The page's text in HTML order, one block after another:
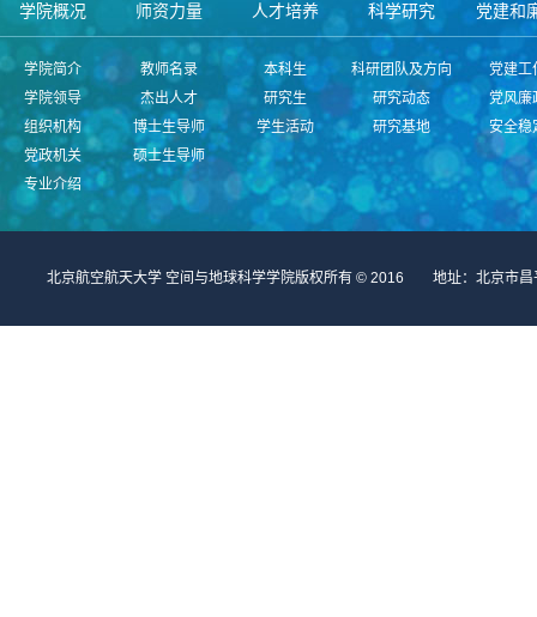
学院概况
学院简介
学院领导
组织机构
党政机关
专业介绍
师资力量
教师名录
杰出人才
博士生导师
硕士生导师
人才培养
本科生
研究生
学生活动
科学研究
科研团队及方向
研究动态
研究基地
党建和
党建工
党风廉
安全稳
北京航空航天大学 空间与地球科学学院版权所有 © 2016 地址：北京